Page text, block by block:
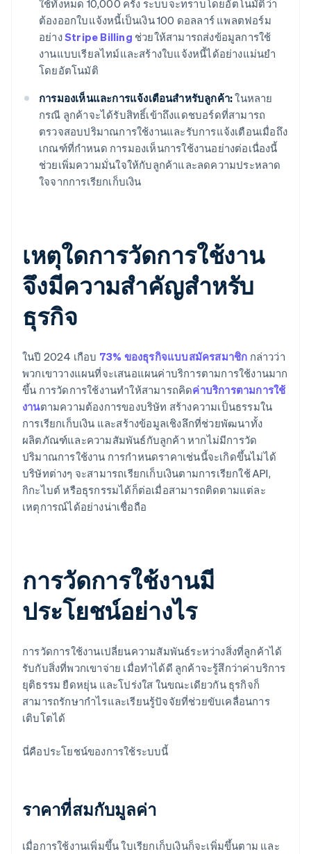
ใช้ทั้งหมด 10,000 ครั้ง ระบบจะทราบโดยอัตโนมัติว่า
ต้องออกใบแจ้งหนี้เป็นเงิน 100 ดอลลาร์ แพลตฟอร์ม
อย่างStripe Billing ช่วยให้สามารถส่งข้อมูลการใช้
งานแบบเรียลไทม์และสร้างใบแจ้งหนี้ได้อย่างแม่นยำ
โดยอัตโนมัติ
การมองเห็นและการแจ้งเตือนสำหรับลูกค้า:ในหลาย
กรณี ลูกค้าจะได้รับสิทธิ์เข้าถึงแดชบอร์ดที่สามารถ
ตรวจสอบปริมาณการใช้งานและรับการแจ้งเตือนเมื่อถึง
เกณฑ์ที่กำหนด การมองเห็นการใช้งานอย่างต่อเนื่องนี้
ช่วยเพิ่มความมั่นใจให้กับลูกค้าและลดความประหลาด
ใจจากการเรียกเก็บเงิน
เหตุใดการวัดการใช้งาน
จึงมีความสําคัญสําหรับ
ธุรกิจ
ในปี 2024 เกือบ 73% ของธุรกิจแบบสมัครสมาชิก กล่าวว่า
พวกเขาวางแผนที่จะเสนอแผนค่าบริการตามการใช้งานมาก
ขึ้น การวัดการใช้งานทำให้สามารถคิดค่าบริการตามการใช้
งานตามความต้องการของบริษัท สร้างความเป็นธรรมใน
การเรียกเก็บเงิน และสร้างข้อมูลเชิงลึกที่ช่วยพัฒนาทั้ง
ผลิตภัณฑ์และความสัมพันธ์กับลูกค้า หากไม่มีการวัด
ปริมาณการใช้งาน การกำหนดราคาเช่นนี้จะเกิดขึ้นไม่ได้
บริษัทต่างๆ จะสามารถเรียกเก็บเงินตามการเรียกใช้ API,
กิกะไบต์ หรือธุรกรรมได้ก็ต่อเมื่อสามารถติดตามแต่ละ
เหตุการณ์ได้อย่างน่าเชื่อถือ
การวัดการใช้งานมี
ประโยชน์อย่างไร
การวัดการใช้งานเปลี่ยนความสัมพันธ์ระหว่างสิ่งที่ลูกค้าได้
รับกับสิ่งที่พวกเขาจ่าย เมื่อทำได้ดี ลูกค้าจะรู้สึกว่าค่าบริการ
ยุติธรรม ยืดหยุ่น และโปร่งใส ในขณะเดียวกัน ธุรกิจก็
สามารถรักษากำไรและเรียนรู้ปัจจัยที่ช่วยขับเคลื่อนการ
เติบโตได้
นี่คือประโยชน์ของการใช้ระบบนี้
ราคาที่สมกับมูลค่า
เมื่อการใช้งานเพิ่มขึ้น ใบเรียกเก็บเงินก็จะเพิ่มขึ้นตาม และ